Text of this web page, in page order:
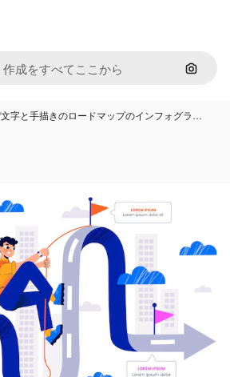
画像で
文字と手描きのロードマップのインフォグラ…